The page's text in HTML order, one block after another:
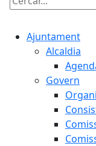
Cercar:
Ajuntament
Alcaldia
Govern